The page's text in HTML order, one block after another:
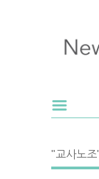
"교사노